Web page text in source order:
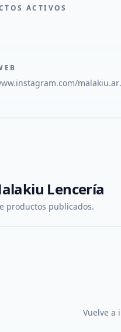
ACTIVOS
https://
Lencería
productos publicados.
Vuelve a